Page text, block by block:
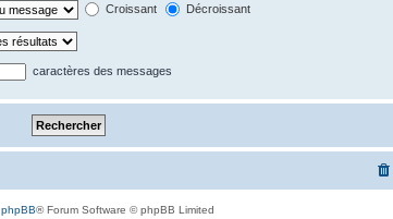
Croissant Décroissant
caractères des messages
phpBB® Forum Software © phpBB Limited